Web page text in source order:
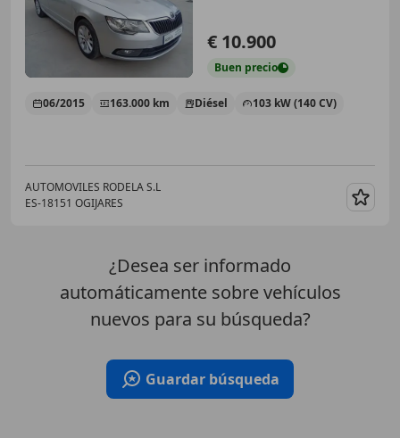
€ 10.900
Buen precio
06/2015 163.000 km Diésel 103 kW (140 CV)
AUTOMOVILES RODELA S.L
ES-18151 OGIJARES
¿Desea ser informado
automáticamente sobre vehículos
nuevos para su búsqueda?
Guardar búsqueda